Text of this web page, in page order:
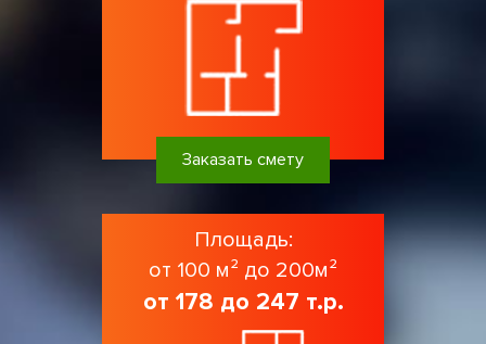
Заказать смету
Площадь:
от 100 м² до 200м²
от 178 до 247 т.р.